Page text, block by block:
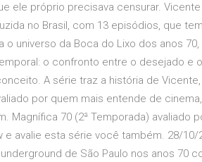
ele próprio precisava censurar.
no Brasil, com 13 episódios, que
o universo da Boca do Lixo dos anos
o confronto entre o desejado e
A série traz a história de
por quem mais entende de
Magnífica 70 (2ª Temporada) avaliado
avalie esta série você também. 28/10/
de São Paulo nos anos 70